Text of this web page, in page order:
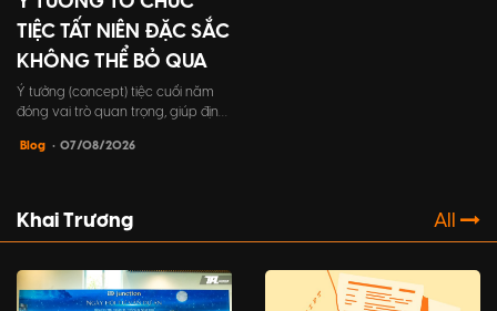
TIỆC TẤT NIÊN ĐẶC SẮC
KHÔNG THỂ BỎ QUA
Ý tưởng (concept) tiệc cuối năm
đóng vai trò quan trọng, giúp định
kiện, từ chủ đề, trò chơi, cho đến
nghiệm đáng nhớ cho khách mời.
Blog • 07/08/2026
Khai Trương All